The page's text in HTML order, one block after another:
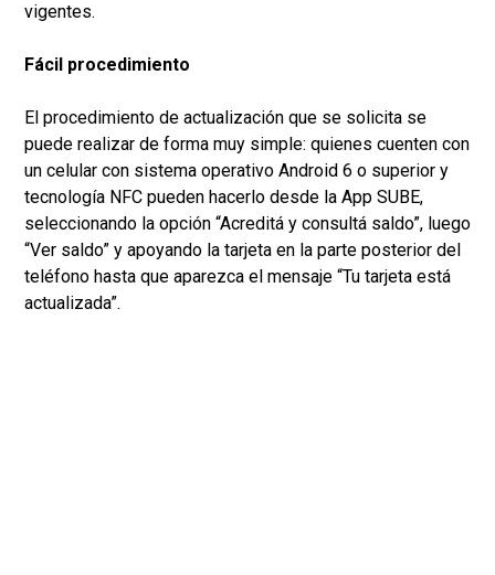
vigentes.
Fácil procedimiento
El procedimiento de actualización que se solicita se
puede realizar de forma muy simple: quienes cuenten con
un celular con sistema operativo Android 6 o superior y
tecnología NFC pueden hacerlo desde la App SUBE,
seleccionando la opción “Acreditá y consultá saldo”, luego
“Ver saldo” y apoyando la tarjeta en la parte posterior del
teléfono hasta que aparezca el mensaje “Tu tarjeta está
actualizada”.